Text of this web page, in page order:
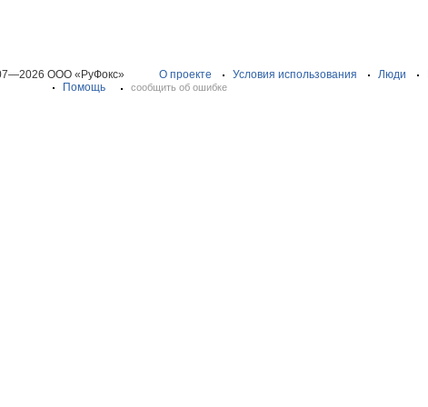
ООО «РуФокс» О проекте Условия использования Люди
Помощь
сообщить об ошибке